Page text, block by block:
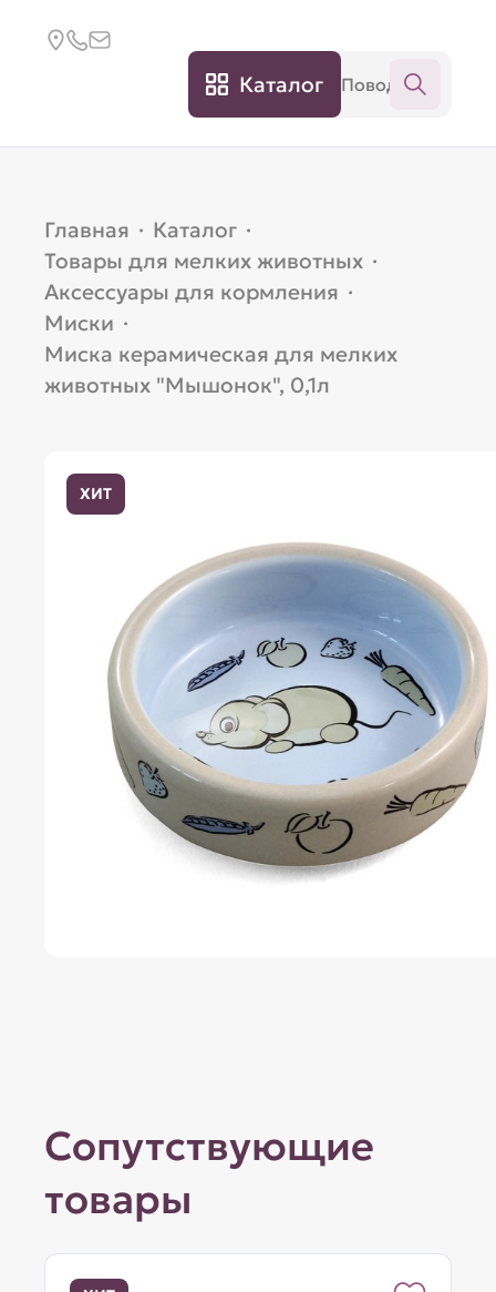
Каталог
Главная · Каталог ·
Товары для мелких животных ·
Аксессуары для кормления ·
Миски ·
Миска керамическая для мелких
животных "Мышонок", 0,1л
ХИТ
Сопутствующие
товары